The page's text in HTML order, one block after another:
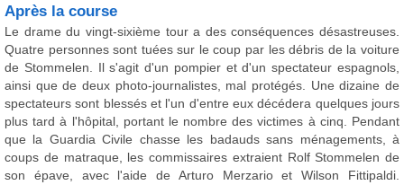
Après la course
Le drame du vingt-sixième tour a des conséquences désastreuses.
Quatre personnes sont tuées sur le coup par les débris de la voiture
de Stommelen. Il s'agit d'un pompier et d'un spectateur espagnols,
ainsi que de deux photo-journalistes, mal protégés. Une dizaine de
spectateurs sont blessés et l'un d'entre eux décédera quelques jours
plus tard à l'hôpital, portant le nombre des victimes à cinq. Pendant
que la Guardia Civile chasse les badauds sans ménagements, à
coups de matraque, les commissaires extraient Rolf Stommelen de
son épave, avec l'aide de Arturo Merzario et Wilson Fittipaldi.